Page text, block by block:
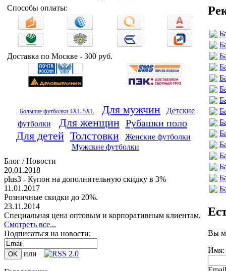
Способы оплаты:
Доставка по Москве - 300 руб.
Большие футболки 4XL-5XL Для мужчин
Детские
футболки
Для женщин Рубашки поло
Для детей Толстовки
Женские футболки
Мужские футболки
Блог / Новости
20.01.2018
plus3 - Купон на дополнительную скидку в 3%
11.01.2017
Розничные скидки до 20%.
23.11.2014
Специальная цена оптовым и корпоративным клиентам.
Смотреть все...
Подписаться на новости:
или
Вы
Имя: